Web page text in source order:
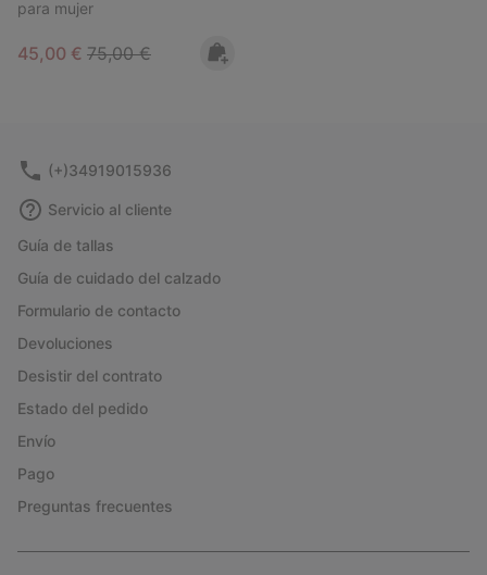
para mujer
Sale price:
45,00 € Regular price:
75,00 €
(+)34919015936
Servicio al cliente
Guía de tallas
Guía de cuidado del calzado
Formulario de contacto
Devoluciones
Desistir del contrato
Estado del pedido
Envío
Pago
Preguntas frecuentes